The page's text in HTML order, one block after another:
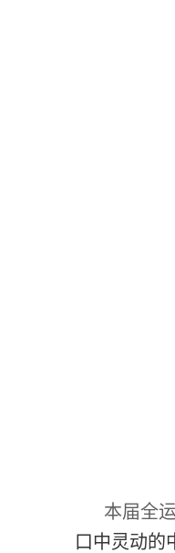
本届全
口中灵动的